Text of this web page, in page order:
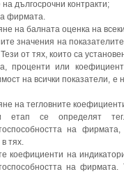
на дългосрочни контракти;
фирмата.
на балната оценка на
значения на
от тях, които са
проценти или
на всички показатели,
на тегловните
етап се определят
на
тях.
коефициенти на
на